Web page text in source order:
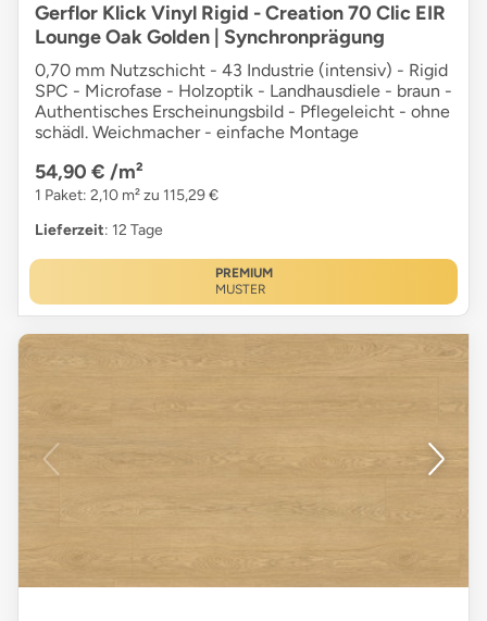
Gerflor Klick Vinyl Rigid - Creation 70 Clic EIR
Lounge Oak Golden | Synchronprägung
0,70 mm Nutzschicht - 43 Industrie (intensiv) - Rigid
SPC - Microfase - Holzoptik - Landhausdiele - braun -
Authentisches Erscheinungsbild - Pflegeleicht - ohne
schädl. Weichmacher - einfache Montage
54,90 € /m²
1 Paket: 2,10 m² zu 115,29 €
Lieferzeit: 12 Tage
PREMIUM
MUSTER